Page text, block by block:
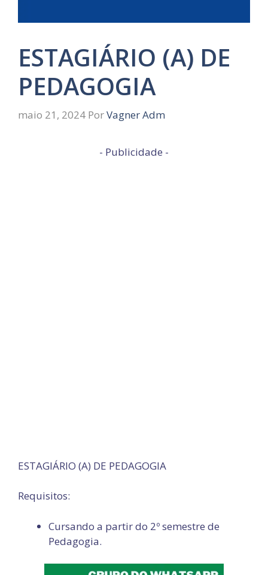
ESTAGIÁRIO (A) DE
PEDAGOGIA
maio 21, 2024 PorVagner Adm
- Publicidade -
ESTAGIÁRIO (A) DE PEDAGOGIA
Requisitos:
Cursando a partir do 2º semestre de
Pedagogia.